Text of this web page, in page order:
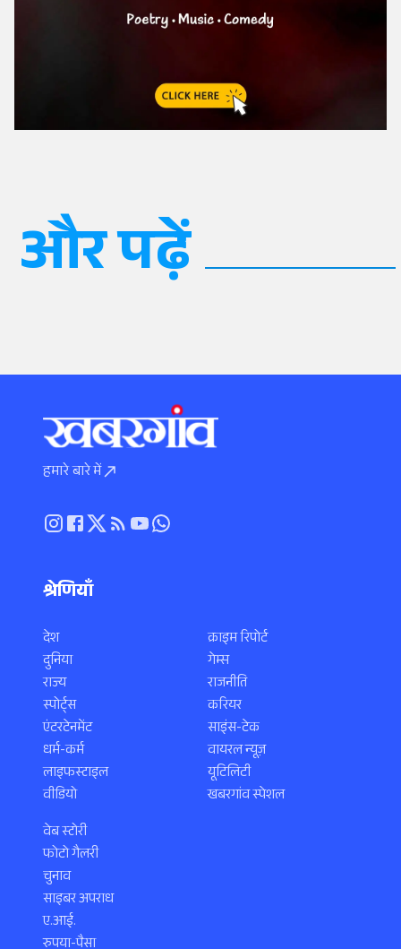
और पढ़ें
हमारे बारे में
श्रेणियाँ
देश
दुनिया
राज्य
स्पोर्ट्स
एंटरटेनमेंट
धर्म-कर्म
लाइफस्टाइल
वीडियो
क्राइम रिपोर्ट
गेम्स
राजनीति
करियर
साइंस-टेक
वायरल न्यूज़
यूटिलिटी
खबरगांव स्पेशल
वेब स्टोरी
फोटो गैलरी
चुनाव
साइबर अपराध
ए.आई.